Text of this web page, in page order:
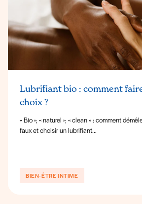
Lubrifiant bio : comment
choix ?
« Bio », « naturel », « clean » : comment
faux et choisir un lubrifiant...
BIEN-ÊTRE INTIME